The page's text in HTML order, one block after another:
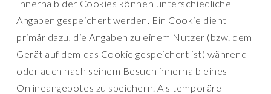
Innerhalb der Cookies können unterschiedliche
Angaben gespeichert werden. Ein Cookie dient
primär dazu, die Angaben zu einem Nutzer (bzw. dem
Gerät auf dem das Cookie gespeichert ist) während
oder auch nach seinem Besuch innerhalb eines
Onlineangebotes zu speichern. Als temporäre